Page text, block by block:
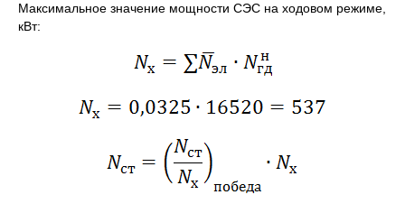
Максимальное значение мощности СЭС на ходовом режиме,
кВт: